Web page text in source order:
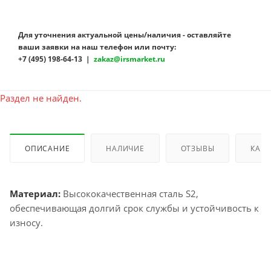
Для уточнения актуальной цены/наличия - оставляйте
ваши заявки на наш телефон или почту:
+7 (495) 198-64-13 | zakaz@irsmarket.ru
Раздел не найден.
ОПИСАНИЕ НАЛИЧИЕ ОТЗЫВЫ КАК
Материал: Высококачественная сталь S2,
обеспечивающая долгий срок службы и устойчивость к
износу.